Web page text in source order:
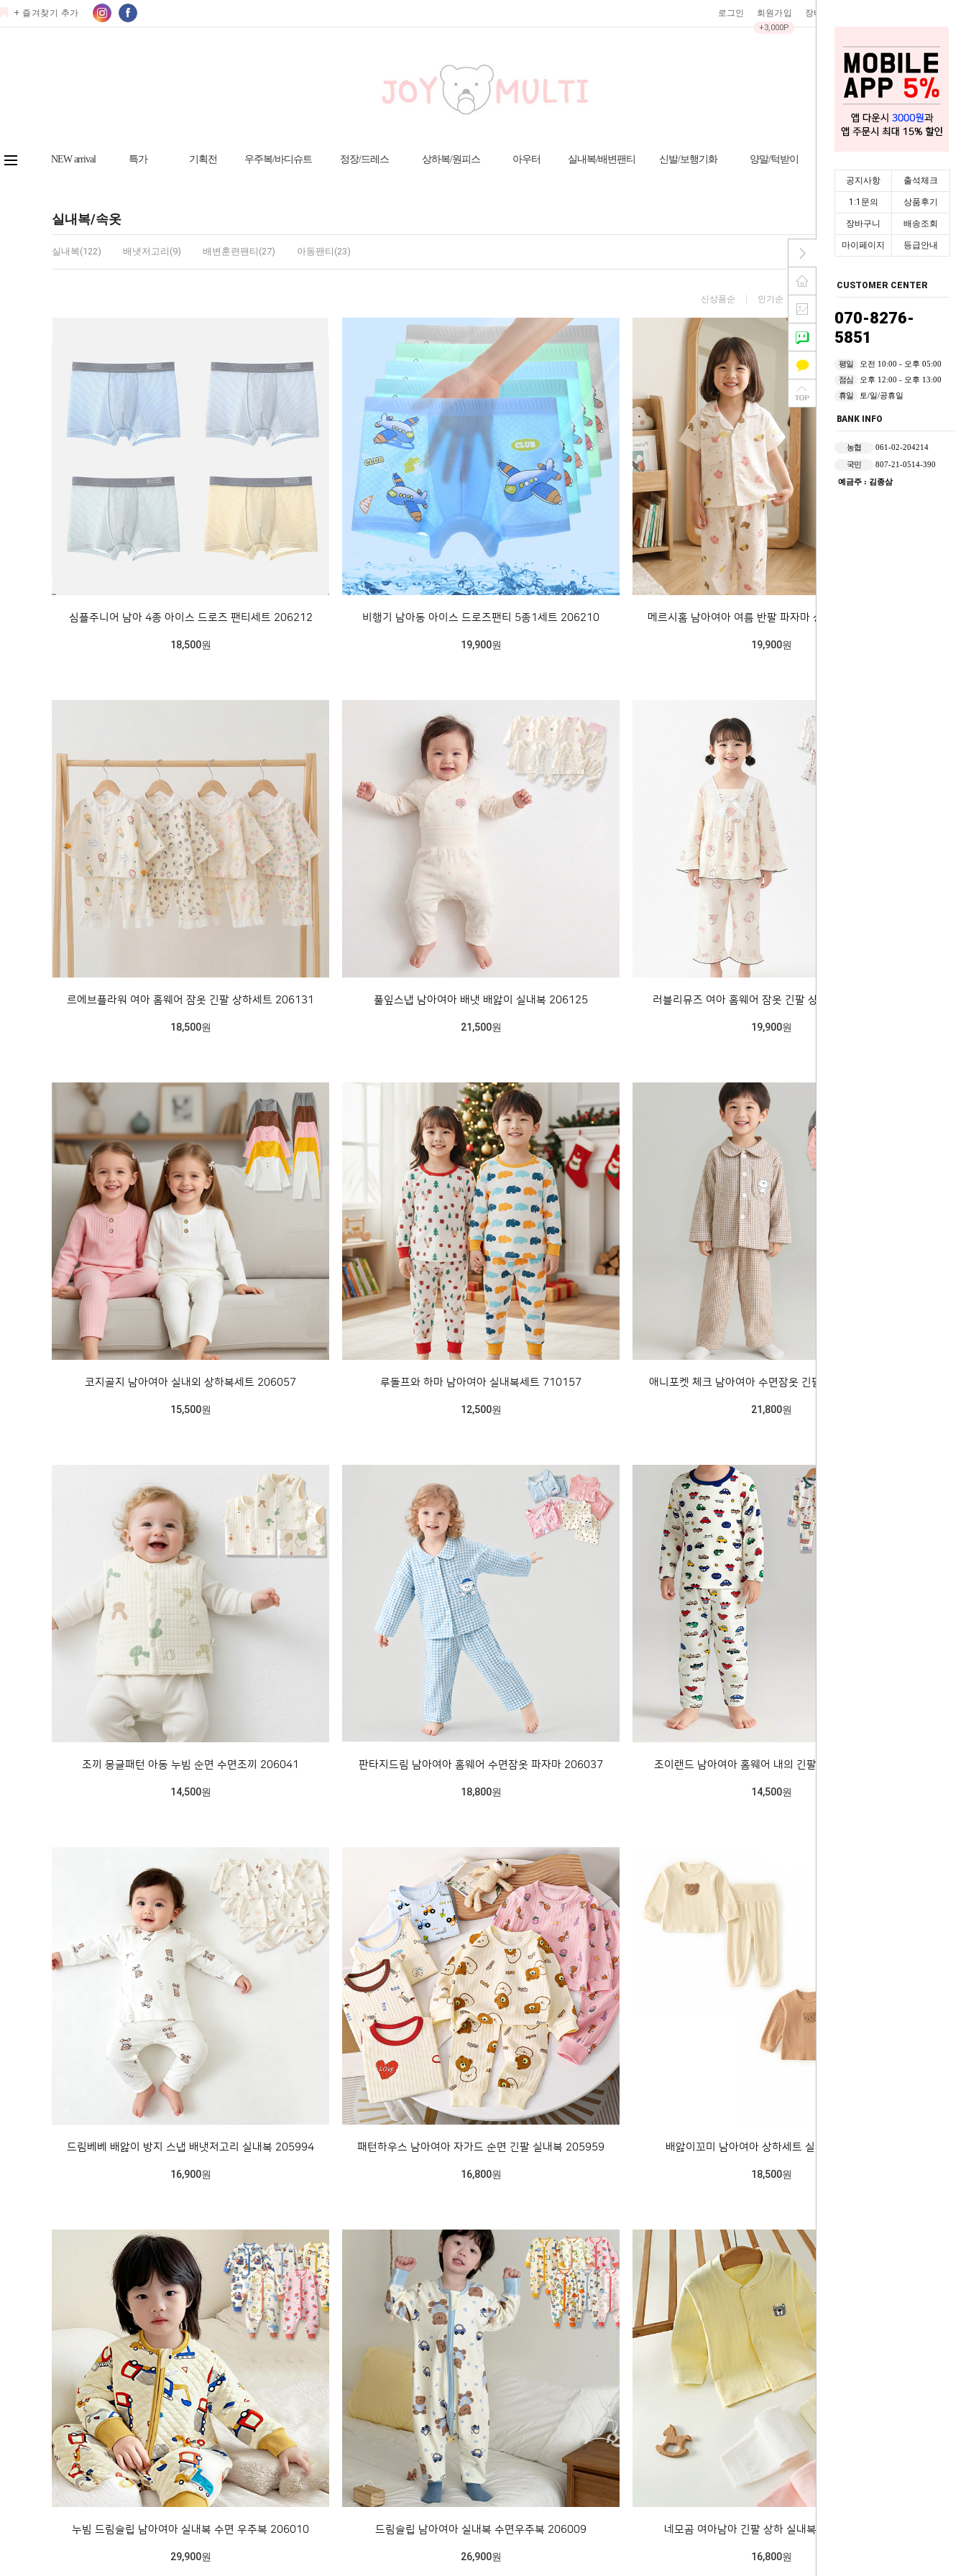
공지사항 출석체크
1:1문의 상품후기
장바구니 배송조회
마이페이지 등급안내
CUSTOMER CENTER
070-8276-
5851
평일
오전 10:00 - 오후 05:00
점심
오후 12:00 - 오후 13:00
휴일
토/일/공휴일
BANK INFO
농협
061-02-204214
국민
807-21-0514-390
예금주 : 김종삼
+ 즐겨찾기 추가 로그인 회원가입
+3,000P
장바구니
NEW arrival 특가 기획전 우주복/바디슈트 정장/드레스 상하복/원피스 아우터 실내복/배변팬티 신발/보행기화 양말/턱받이
HOME>실내복/속옷
실내복/속옷
실내복(122) 배냇저고리(9) 배변훈련팬티(27) 아동팬티(23)
신상품순 인기순 낮은가격순 높은가격순
심플주니어 남아 4종 아이스 드로즈 팬티세트 206212
18,500원
비행기 남아동 아이스 드로즈팬티 5종1세트 206210
19,900원
메르시홈 남아여아 여름 반팔 파자마 상하세트 206179
19,900원
르에브플라워 여아 홈웨어 잠옷 긴팔 상하세트 206131
18,500원
풀잎스냅 남아여아 배냇 배앓이 실내복 206125
21,500원
러블리뮤즈 여아 홈웨어 잠옷 긴팔 상하세트 206084
19,900원
코지골지 남아여아 실내외 상하복세트 206057
15,500원
루돌프와 하마 남아여아 실내복세트 710157
12,500원
애니포켓 체크 남아여아 수면잠옷 긴팔파자마 206047
21,800원
조끼 몽글패턴 아동 누빔 순면 수면조끼 206041
14,500원
판타지드림 남아여아 홈웨어 수면잠옷 파자마 206037
18,800원
조이랜드 남아여아 홈웨어 내의 긴팔실내복 206043
14,500원
드림베베 배앓이 방지 스냅 배냇저고리 실내복 205994
16,900원
패턴하우스 남아여아 자가드 순면 긴팔 실내복 205959
16,800원
배앓이꼬미 남아여아 상하세트 실내복 206013
18,500원
누빔 드림슬립 남아여아 실내복 수면 우주복 206010
29,900원
드림슬립 남아여아 실내복 수면우주복 206009
26,900원
네모곰 여아남아 긴팔 상하 실내복세트 206005
16,800원